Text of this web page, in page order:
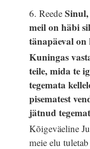
6. Reede
meil on häbi
tänapäeval
Kuningas
teile, mida te
tegemata
pisematest
jätnud
Kõigeväeline
meie elu